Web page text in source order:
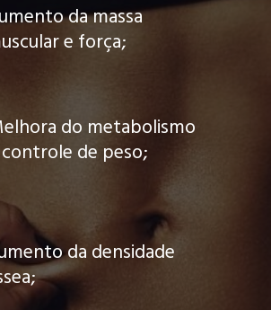
da massa
e força;
do metabolismo
de peso;
da densidade